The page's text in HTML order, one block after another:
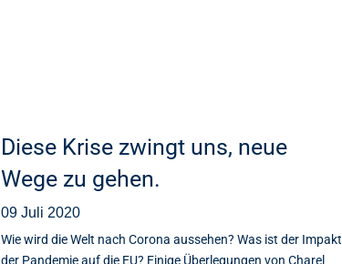
Diese Krise zwingt uns, neue
Wege zu gehen.
09 Juli 2020
Wie wird die Welt nach Corona aussehen? Was ist der Impakt
der Pandemie auf die EU? Einige Überlegungen von Charel